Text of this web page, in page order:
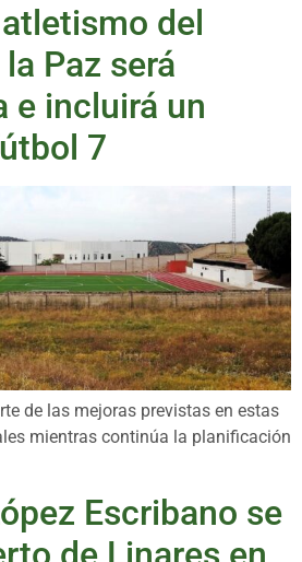
del
Paz será
e incluirá un
7
de las mejoras previstas en estas
mientras continúa la planificación
Escribano se